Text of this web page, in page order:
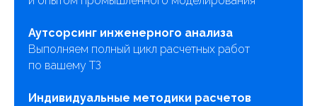
Аутсорсинг инженерного анализа
Выполняем полный цикл расчетных работ
по вашему ТЗ
Индивидуальные методики расчетов